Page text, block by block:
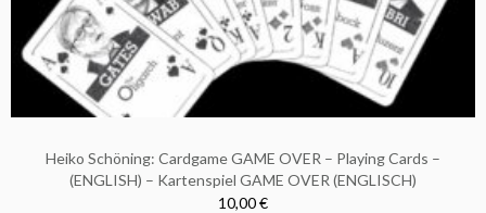
Heiko Schöning: Cardgame GAME OVER – Playing Cards –
(ENGLISH) – Kartenspiel GAME OVER (ENGLISCH)
10,00 €